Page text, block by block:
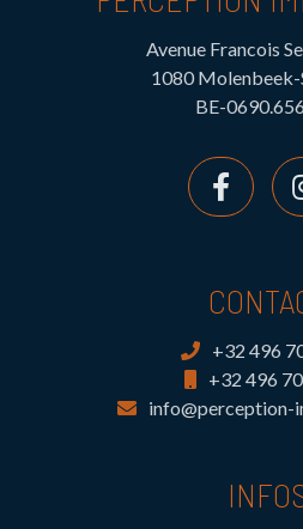
Avenue Francois
1080 Molenbeek-
BE-
+32 496
+32 496
info@perception-